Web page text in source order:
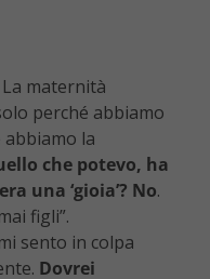
maternità
perché abbiamo
abbiamo la
che potevo, ha
una ‘gioia’? No.
figli”.
sento in colpa
Dovrei